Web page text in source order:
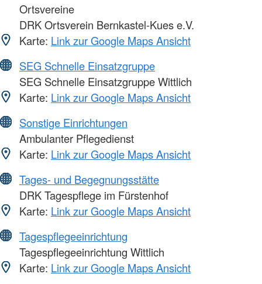
Ortsvereine
DRK Ortsverein Bernkastel-Kues e.V.
Karte: Link zur Google Maps Ansicht
SEG Schnelle Einsatzgruppe
SEG Schnelle Einsatzgruppe Wittlich
Karte: Link zur Google Maps Ansicht
Sonstige Einrichtungen
Ambulanter Pflegedienst
Karte: Link zur Google Maps Ansicht
Tages- und Begegnungsstätte
DRK Tagespflege im Fürstenhof
Karte: Link zur Google Maps Ansicht
Tagespflegeeinrichtung
Tagespflegeeinrichtung Wittlich
Karte: Link zur Google Maps Ansicht